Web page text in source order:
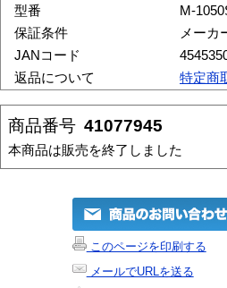
型番
M-
保証条件
メーカ
JANコード
返品について
特定商
商品番号 41077945
本商品は販売を終了しました
このページを印刷する
メールでURLを送る